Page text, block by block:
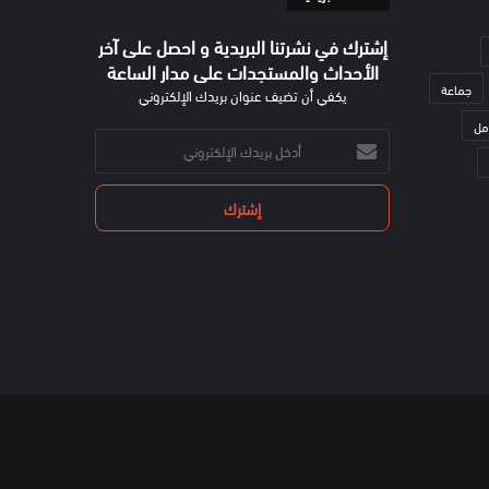
جماعة
إشترك في نشرتنا البريدية و احصل على آخر
الأحداث والمستجدات على مدار الساعة
يكفي أن تضيف عنوان بريدك الإلكتروني
أدخل
بريدك
الإلكتروني